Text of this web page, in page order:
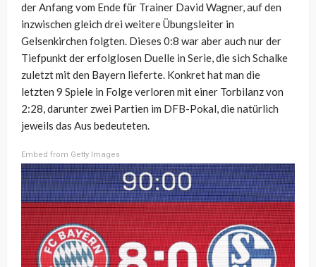
der Anfang vom Ende für Trainer David Wagner, auf den
inzwischen gleich drei weitere Übungsleiter in
Gelsenkirchen folgten. Dieses 0:8 war aber auch nur der
Tiefpunkt der erfolglosen Duelle in Serie, die sich Schalke
zuletzt mit den Bayern lieferte. Konkret hat man die
letzten 9 Spiele in Folge verloren mit einer Torbilanz von
2:28, darunter zwei Partien im DFB-Pokal, die natürlich
jeweils das Aus bedeuteten.
Embed from Getty Images